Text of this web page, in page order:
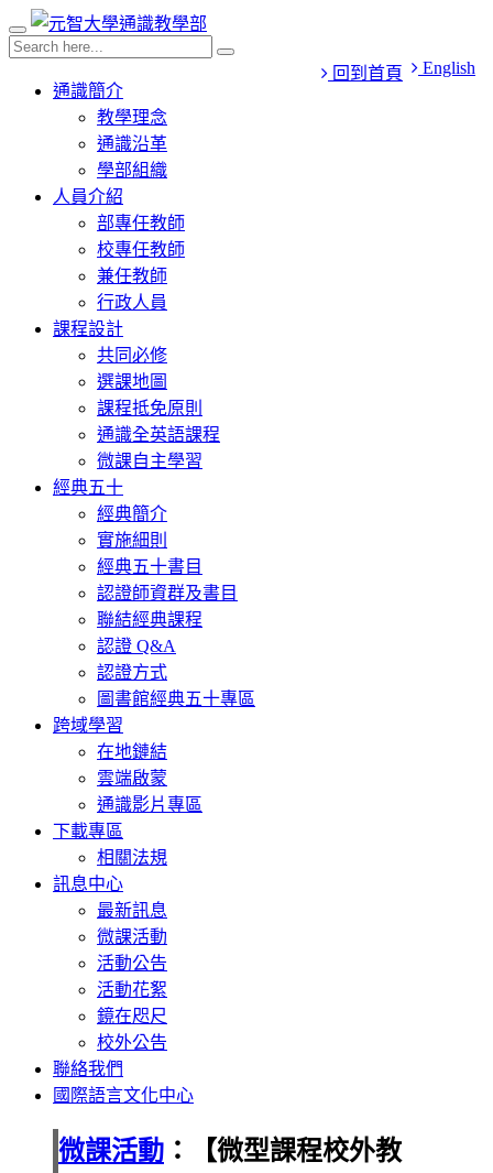
English
回到首頁
通識簡介
教學理念
通識沿革
學部組織
人員介紹
部專任教師
校專任教師
兼任教師
行政人員
課程設計
共同必修
選課地圖
課程抵免原則
通識全英語課程
微課自主學習
經典五十
經典簡介
實施細則
經典五十書目
認證師資群及書目
聯結經典課程
認證 Q&A
認證方式
圖書館經典五十專區
跨域學習
在地鏈結
雲端啟蒙
通識影片專區
下載專區
相關法規
訊息中心
最新訊息
微課活動
活動公告
活動花絮
鏡在咫尺
校外公告
聯絡我們
國際語言文化中心
微課活動 ：【微型課程校外教